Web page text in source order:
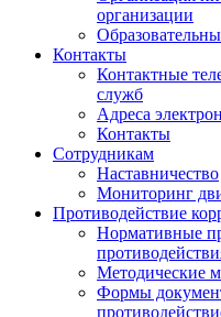
организации
Контакты
Контактные
служб
Адреса
Контакты
Сотрудникам
Наставничество
Мониторинг
Противодействие
Нормативные
Методические
Формы